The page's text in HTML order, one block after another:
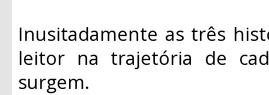
Inusitadamente as três
leitor na trajetória de
surgem.